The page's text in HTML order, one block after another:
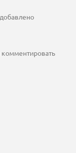
комментировать